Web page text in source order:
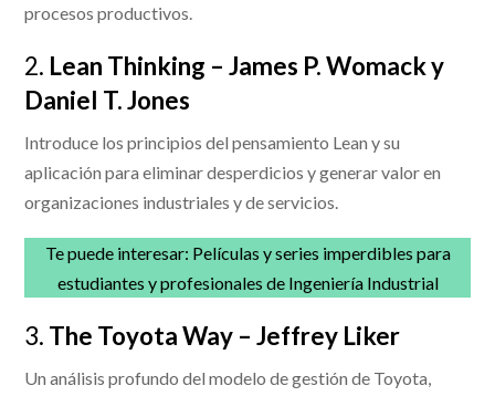
procesos productivos.
2. Lean Thinking – James P. Womack y
Daniel T. Jones
Introduce los principios del pensamiento Lean y su
aplicación para eliminar desperdicios y generar valor en
organizaciones industriales y de servicios.
Te puede interesar: Películas y series imperdibles para
estudiantes y profesionales de Ingeniería Industrial
3. The Toyota Way – Jeffrey Liker
Un análisis profundo del modelo de gestión de Toyota,